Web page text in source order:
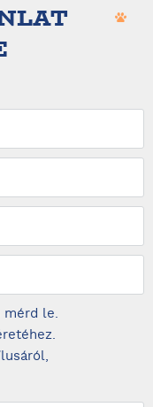
mérd le.